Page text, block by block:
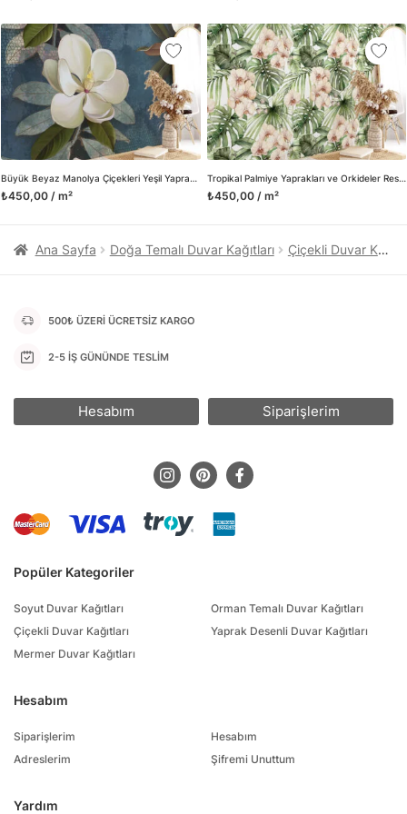
Büyük Beyaz Manolya Çiçekleri Yeşil Yapraklı Arka Planlı Duvar Kağıdı, Doğa Temalı Çiçek Baskılı Duvar Posteri
₺450,00 / m²
Tropikal Palmiye Yaprakları ve Orkideler Resimli Duvar Kağıdı, Dinlendirici Bir Oda için Duvar Posteri
₺450,00 / m²
üretimini ve satışını yapmaktadır. Duvar tasarımının önemini
biliyor ve evin en kritik dekorasyon alanı olduğunu kabul
ediyoruz. Bu nedenle ürün yelpazemizi sürekli genişletiyor ve
trendlere ayak uydurmanın yanı sıra yeni trendlerin oluşumunda
da öncü rol üstleniyoruz.
Herhangi bir soru ya da sorununuz olursa bizimle iletişime
geçebilirsiniz.
Ana Sayfa Doğa Temalı Duvar Kağıtları Çiçekli Duvar Kağıtları
Popüler Kategoriler
Soyut Duvar Kağıtları
Çiçekli Duvar Kağıtları
Mermer Duvar Kağıtları
Orman Temalı Duvar Kağıtları
Yaprak Desenli Duvar Kağıtları
Hesabım
Siparişlerim
Adreslerim
Hesabım
Şifremi Unuttum
Yardım
500₺ ÜZERİ ÜCRETSİZ KARGO
2-5 İŞ GÜNÜNDE TESLİM
Hesabım Siparişlerim